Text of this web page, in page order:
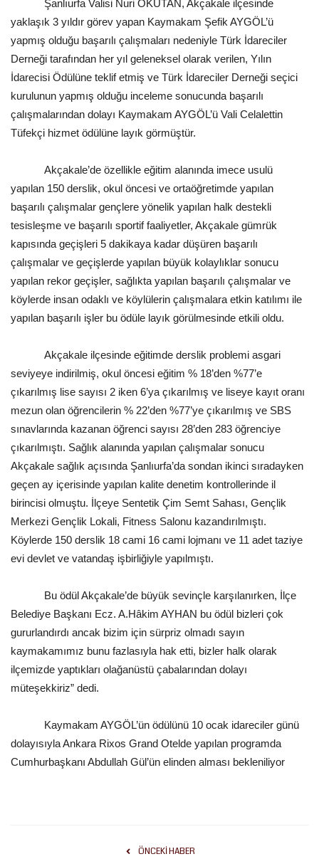
Gündem
Tekno Bilim
Ekonomi
Galeriler
Siyaset
Künye
Yaşam
Sağlık
İletişim
Kültür Sanat
Şanlıurfa Valisi Nuri OKUTAN, Akçakale ilçesinde
yaklaşık 3 yıldır görev yapan Kaymakam Şefik AYGÖL’ü
yapmış olduğu başarılı çalışmaları nedeniyle Türk İdareciler
Derneği tarafından her yıl geleneksel olarak verilen, Yılın
İdarecisi Ödülüne teklif etmiş ve Türk İdareciler Derneği seçici
kurulunun yapmış olduğu inceleme sonucunda başarılı
çalışmalarından dolayı Kaymakam AYGÖL’ü Vali Celalettin
Tüfekçi hizmet ödülüne layık görmüştür.
Akçakale’de özellikle eğitim alanında imece usulü
yapılan 150 derslik, okul öncesi ve ortaöğretimde yapılan
başarılı çalışmalar gençlere yönelik yapılan halk destekli
tesisleşme ve başarılı sportif faaliyetler, Akçakale gümrük
kapısında geçişleri 5 dakikaya kadar düşüren başarılı
çalışmalar ve geçişlerde yapılan büyük kolaylıklar sonucu
yapılan rekor geçişler, sağlıkta yapılan başarılı çalışmalar ve
köylerde insan odaklı ve köylülerin çalışmalara etkin katılımı ile
yapılan başarılı işler bu ödüle layık görülmesinde etkili oldu.
Akçakale ilçesinde eğitimde derslik problemi asgari
seviyeye indirilmiş, okul öncesi eğitim % 18’den %77’e
çıkarılmış lise sayısı 2 iken 6’ya çıkarılmış ve liseye kayıt oranı
mezun olan öğrencilerin % 22’den %77’ye çıkarılmış ve SBS
sınavlarında kazanan öğrenci sayısı 28’den 283 öğrenciye
çıkarılmıştı. Sağlık alanında yapılan çalışmalar sonucu
Akçakale sağlık açısında Şanlıurfa’da sondan ikinci sıradayken
geçen ay içerisinde yapılan kalite denetim kontrollerinde il
birincisi olmuştu. İlçeye Sentetik Çim Semt Sahası, Gençlik
Merkezi Gençlik Lokali, Fitness Salonu kazandırılmıştı.
Köylerde 150 derslik 18 cami 16 cami lojmanı ve 11 adet taziye
evi devlet ve vatandaş işbirliğiyle yapılmıştı.
Bu ödül Akçakale’de büyük sevinçle karşılanırken, İlçe
Belediye Başkanı Ecz. A.Hâkim AYHAN bu ödül bizleri çok
gururlandırdı ancak bizim için sürpriz olmadı sayın
kaymakamımız bunu fazlasıyla hak etti, bizler halk olarak
ilçemizde yaptıkları olağanüstü çabalarından dolayı
müteşekkiriz” dedi.
Kaymakam AYGÖL’ün ödülünü 10 ocak idareciler günü
dolayısıyla Ankara Rixos Grand Otelde yapılan programda
Cumhurbaşkanı Abdullah Gül’ün elinden alması bekleniliyor
ÖNCEKI HABER